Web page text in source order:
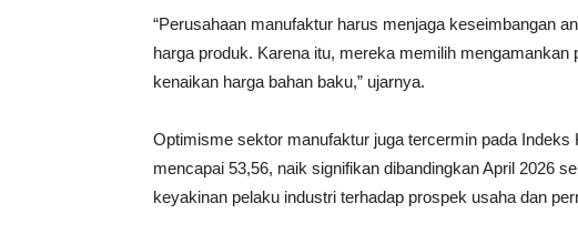
“Perusahaan manufaktur harus menjaga keseimbangan
harga produk. Karena itu, mereka memilih
kenaikan harga bahan baku,” ujarnya.
Optimisme sektor manufaktur juga tercermin pada
mencapai 53,56, naik signifikan dibandingkan April 2026
keyakinan pelaku industri terhadap prospek usaha dan